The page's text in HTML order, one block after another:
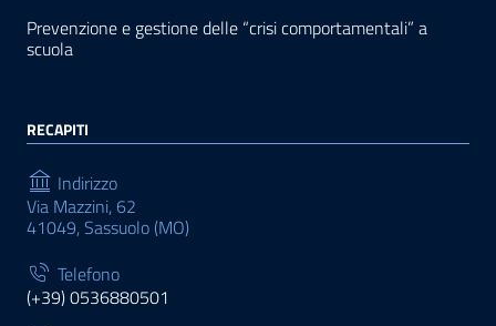
Prevenzione e gestione delle “crisi comportamentali” a
scuola
RECAPITI
Indirizzo
Via Mazzini, 62
41049, Sassuolo (MO)
Telefono
(+39) 0536880501